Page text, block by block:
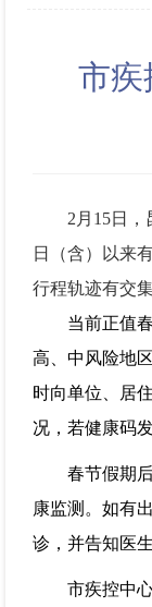
市疾
2月15日
日（含）以来
行程轨迹有交
当前正值
高、中风险地
时向单位、居
况，若健康码
春节假期
康监测。如有
诊，并告知医
市疾控中